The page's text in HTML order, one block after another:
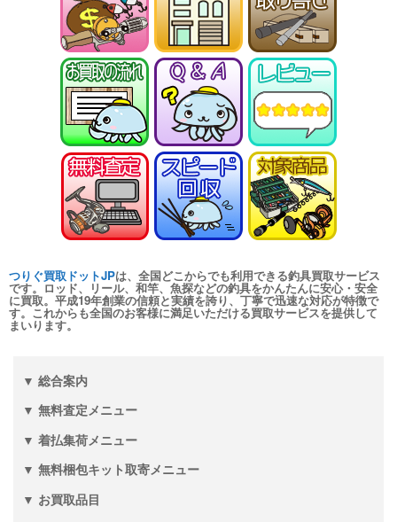
尺 未使用
釣具買取クーポン turi20260110-
（2026/01/31迄）
2026/01/10
シマノ ヘラ竿 朱紋峰 神威 18尺
未使用
釣具買取クーポン
turi20260110-
（2026/01/31迄）
28,500円
2026/01/10
シマノ ヘラ竿 飛天弓 皆空 12尺
未使用
釣具買取クーポン turi20260110-
（2026/01/31迄）
24,000円
2026/01/10
釣具買取クーポンturi20260104-
01（2026/01/31迄）
2026/01/04
和竿 至峰 9.5尺 未使用
02（2026/01/31迄）
和竿 紀州竹竿 山彦 むらさめ 信
8.1尺 未使用
釣具買取クーポン
03（2026/01/31迄）
和竿 源竿師 柳雪 9.2尺 未使用
釣具買取クーポン
つりぐ買取ドットJPは、全国どこからでも利用できる釣具買取サービス
です。ロッド、リール、和竿、魚探などの釣具をかんたんに安心・安全
に買取。平成19年創業の信頼と実績を誇り、丁寧で迅速な対応が特徴で
す。これからも全国のお客様に満足いただける買取サービスを提供して
まいります。
▼ 総合案内
▼ 無料査定メニュー
▼ 着払集荷メニュー
▼ 無料梱包キット取寄メニュー
▼ お買取品目